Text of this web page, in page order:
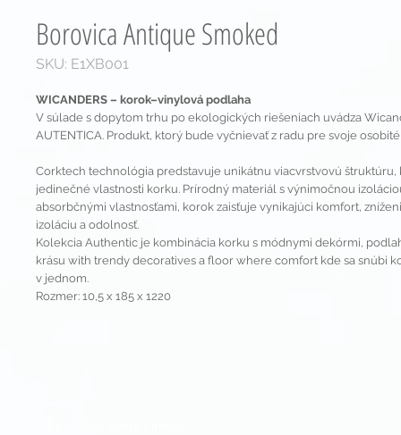
Borovica Antique Smoked
SKU: E1XB001
WICANDERS – korok–vinylová podlaha
V súlade s dopytom trhu po ekologických riešeniach uvádza
AUTENTICA. Produkt, ktorý bude vyčnievať z radu pre svoje
Corktech technológia predstavuje unikátnu viacvrstvovú štruktúru,
jedinečné vlastnosti korku. Prírodný materiál s výnimočnou
absorbčnými vlastnosťami, korok zaisťuje vynikajúci komfort,
izoláciu a odolnosť.
Kolekcia Authentic je kombinácia korku s módnymi dekórmi,
krásu with trendy decoratives a floor where comfort kde sa snúbi
v jednom.
Rozmer: 10,5 x 185 x 1220